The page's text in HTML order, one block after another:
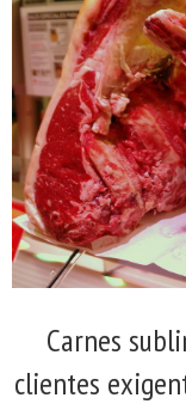
Carnes
clientes